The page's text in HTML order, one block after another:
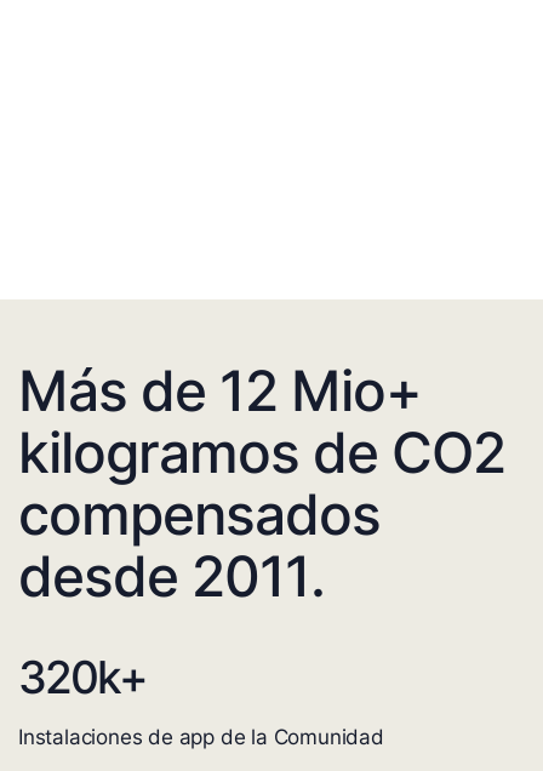
Más de 12 Mio+
kilogramos de CO2
compensados
desde 2011.
320k+
Instalaciones de app de la Comunidad